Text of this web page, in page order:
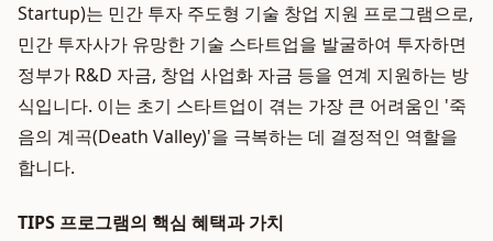
Startup)는 민간 투자 주도형 기술 창업 지원 프로그램으로,
민간 투자사가 유망한 기술 스타트업을 발굴하여 투자하면
정부가 R&D 자금, 창업 사업화 자금 등을 연계 지원하는 방
식입니다. 이는 초기 스타트업이 겪는 가장 큰 어려움인 '죽
음의 계곡(Death Valley)'을 극복하는 데 결정적인 역할을
합니다.
TIPS 프로그램의 핵심 혜택과 가치